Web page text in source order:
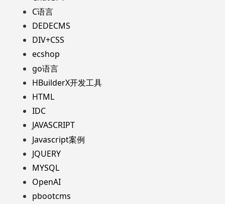
C语言
DEDECMS
DIV+CSS
ecshop
go语言
HBuilderX开发工具
HTML
IDC
JAVASCRIPT
Javascript案例
JQUERY
MYSQL
OpenAI
pbootcms